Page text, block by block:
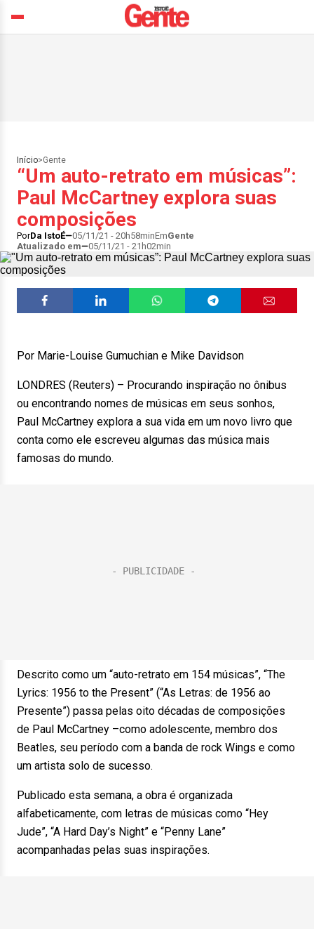
Início>Gente
“Um auto-retrato em músicas”:
Paul McCartney explora suas
composições
PorDa IstoÉ 05/11/21 - 20h58minEmGente
Atualizado em
05/11/21 - 21h02min
Por Marie-Louise Gumuchian e Mike Davidson
LONDRES (Reuters) – Procurando inspiração no ônibus
ou encontrando nomes de músicas em seus sonhos,
Paul McCartney explora a sua vida em um novo livro que
conta como ele escreveu algumas das música mais
famosas do mundo.
Descrito como um “auto-retrato em 154 músicas”, “The
Lyrics: 1956 to the Present” (“As Letras: de 1956 ao
Presente”) passa pelas oito décadas de composições
de Paul McCartney –como adolescente, membro dos
Beatles, seu período com a banda de rock Wings e como
um artista solo de sucesso.
Publicado esta semana, a obra é organizada
alfabeticamente, com letras de músicas como “Hey
Jude”, “A Hard Day’s Night” e “Penny Lane”
acompanhadas pelas suas inspirações.